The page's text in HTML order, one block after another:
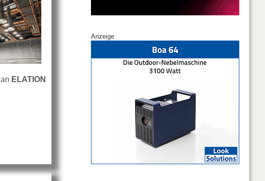
an ELATION
about 250 ELATION KL PANELS bei TLT in Berlin
Anzeige